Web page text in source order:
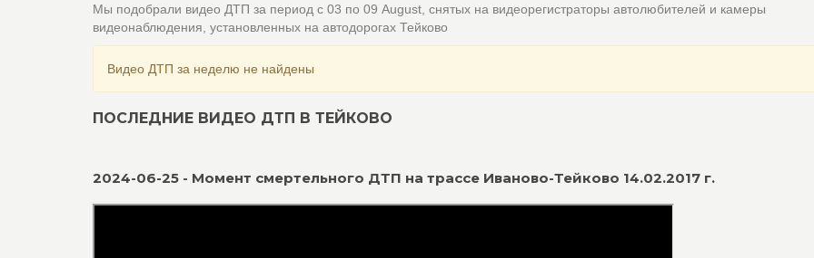
Мы подобрали видео ДТП за период с 03 по 09 August, снятых на видеорегистраторы автолюбителей и камеры
видеонаблюдения, установленных на автодорогах Тейково
Видео ДТП за неделю не найдены
ПОСЛЕДНИЕ ВИДЕО ДТП В ТЕЙКОВО
2024-06-25 - Момент смертельного ДТП на трассе Иваново-Тейково 14.02.2017 г.